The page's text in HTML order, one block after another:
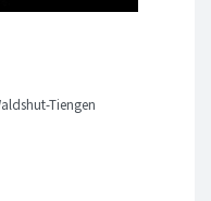
Tiengen